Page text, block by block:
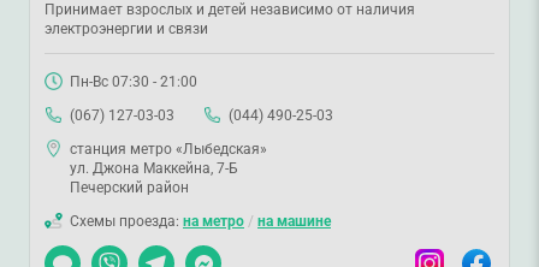
Принимает взрослых и детей независимо от наличия
электроэнергии и связи
Пн-Вс 07:30 - 21:00
(067) 127-03-03
(044) 490-25-03
станция метро «Лыбедская»
ул. Джона Маккейна, 7-Б
Печерский район
Схемы проезда: на метро / на машине
Чат
Viber TelegramMessenger InstagramFacebook